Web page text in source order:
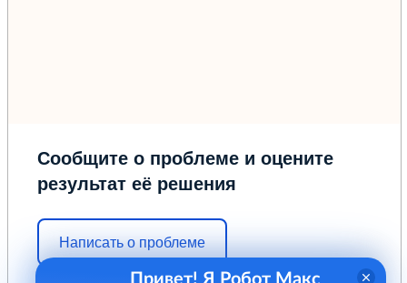
Сообщите о проблеме и оцените
результат её решения
Написать о проблеме
Привет! Я Робот Макс